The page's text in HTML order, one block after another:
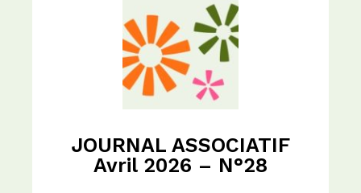
JOURNAL ASSOCIATIF
Avril 2026 – N°28